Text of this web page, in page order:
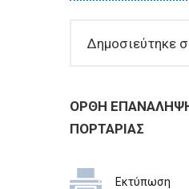
Δημοσιεύτηκε
ΟΡΘΗ
ΠΟΡΤΑΡΙΑΣ
Εκτύπωση